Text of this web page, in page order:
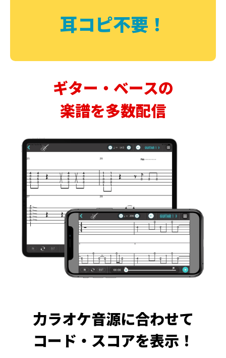
耳コピ不要！
ギター・ベースの
楽譜を多数配信
力ラオケ音源に合わせて
コード・スコアを表示！